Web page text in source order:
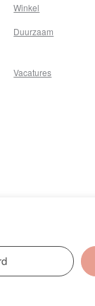
Winkel
Duurzaam
Vacatures